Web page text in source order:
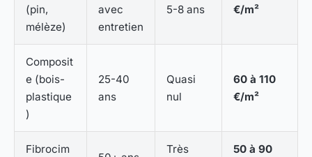
(pin,
mélèze)
avec
entretien
5-8 ans
€/m²
Composit
e (bois-
plastique
)
25-40
ans
Quasi
nul
60 à 110
€/m²
Fibrocim
Très
50 à 90